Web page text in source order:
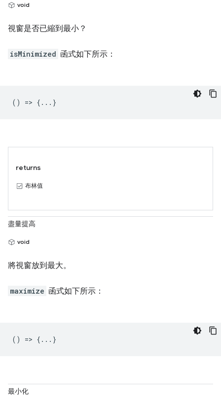
void
視窗是否已縮到最小？
isMinimized 函式如下所示：
() => {...}
returns
布林值
盡量提高
void
將視窗放到最大。
maximize 函式如下所示：
() => {...}
最小化